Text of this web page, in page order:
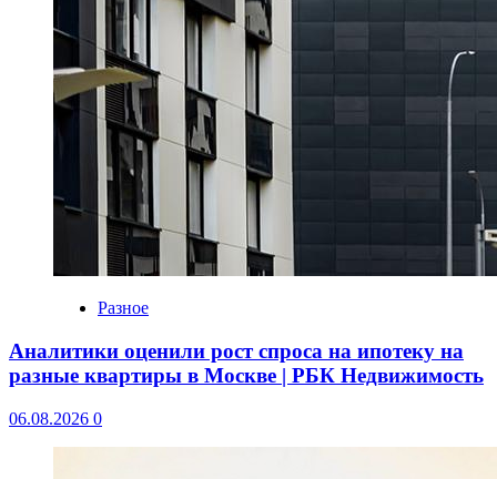
Разное
Аналитики оценили рост спроса на ипотеку на
разные квартиры в Москве | РБК Недвижимость
06.08.2026 0